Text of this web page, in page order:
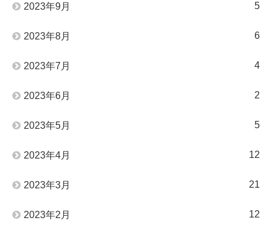
2023年9月 5
2023年8月 6
2023年7月 4
2023年6月 2
2023年5月 5
2023年4月 12
2023年3月 21
2023年2月 12